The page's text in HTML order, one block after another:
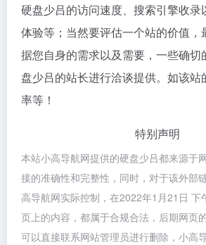
硬盘少吕的访问速度、搜索引擎收录
体验等；当然要评估一个站的价值，
据您自身的需求以及需要，一些确切
盘少吕的站长进行洽谈提供。如该站
率等！
特别声明
本站小高导航网提供的硬盘少吕都来源于
接的准确性和完整性，同时，对于该外部
高导航网实际控制，在2022年1月21日 下
页上的内容，都属于合规合法，后期网页
可以直接联系网站管理员进行删除，小高